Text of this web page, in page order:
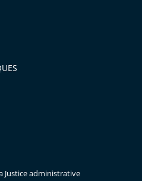
Justice administrative